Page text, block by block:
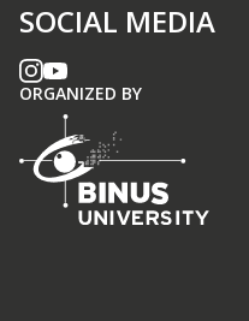
SOCIAL MEDIA
ORGANIZED BY